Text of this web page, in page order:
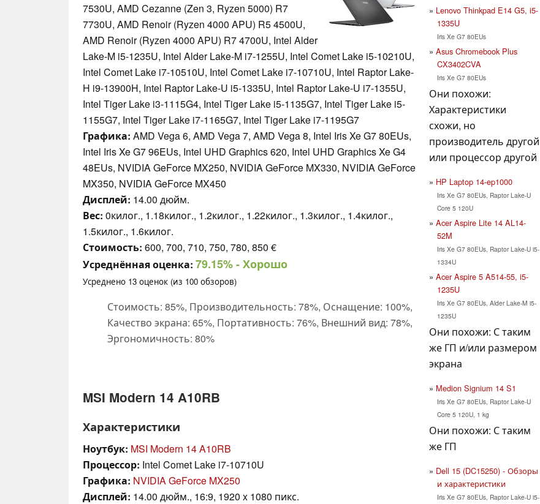
7530U, AMD Cezanne (Zen 3, Ryzen 5000) R7
7730U, AMD Renoir (Ryzen 4000 APU) R5 4500U,
AMD Renoir (Ryzen 4000 APU) R7 4700U, Intel Alder
Lake-M i5-1235U, Intel Alder Lake-M i7-1255U, Intel Comet Lake i5-10210U,
Intel Comet Lake i7-10510U, Intel Comet Lake i7-10710U, Intel Raptor Lake-
H i9-13900H, Intel Raptor Lake-U i5-1335U, Intel Raptor Lake-U i7-1355U,
Intel Tiger Lake i3-1115G4, Intel Tiger Lake i5-1135G7, Intel Tiger Lake i5-
1155G7, Intel Tiger Lake i7-1165G7, Intel Tiger Lake i7-1195G7
Графика: AMD Vega 6, AMD Vega 7, AMD Vega 8, Intel Iris Xe G7 80EUs,
Intel Iris Xe G7 96EUs, Intel UHD Graphics 620, Intel UHD Graphics Xe G4
48EUs, NVIDIA GeForce MX250, NVIDIA GeForce MX330, NVIDIA GeForce
MX350, NVIDIA GeForce MX450
Дисплей: 14.00 дюйм.
Вес: 0килог., 1.18килог., 1.2килог., 1.22килог., 1.3килог., 1.4килог.,
1.5килог., 1.6килог.
Стоимость: 600, 700, 710, 750, 780, 850 €
Усреднённая оценка: 79.15%- Хорошо
Усреднено 13 оценок (из 100 обзоров)
Стоимость: 85%, Производительность: 78%, Оснащение: 100%,
Качество экрана: 65%, Портативность: 76%, Внешний вид: 78%,
Эргономичность: 80%
MSI Modern 14 A10RB
Характеристики
Ноутбук: MSI Modern 14 A10RB
Процессор: Intel Comet Lake i7-10710U
Графика: NVIDIA GeForce MX250
Дисплей: 14.00 дюйм., 16:9, 1920 x 1080 пикс.
Lenovo Thinkpad E14 G5, i5-
1335U
Iris Xe G7 80EUs
Asus Chromebook Plus
CX3402CVA
Iris Xe G7 80EUs
Они похожи:
Характеристики
схожи, но
производитель другой
или процессор другой
HP Laptop 14-ep1000
Iris Xe G7 80EUs, Raptor Lake-U
Core 5 120U
Acer Aspire Lite 14 AL14-
52M
Iris Xe G7 80EUs, Raptor Lake-U i5-
1334U
Acer Aspire 5 A514-55, i5-
1235U
Iris Xe G7 80EUs, Alder Lake-M i5-
1235U
Они похожи: С таким
же ГП и/или размером
экрана
Medion Signium 14 S1
Iris Xe G7 80EUs, Raptor Lake-U
Core 5 120U, 1 kg
Они похожи: С таким
же ГП
Dell 15 (DC15250) - Обзоры
и характеристики
Iris Xe G7 80EUs, Raptor Lake-U i5-